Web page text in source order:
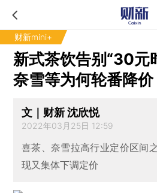
财新mini+
新式茶饮告别“30元
奈雪等为何轮番降
文｜财新 沈欣悦
2022年03月25日 12:59
喜茶、奈雪拉高行业定价区间
现又集体下调定价